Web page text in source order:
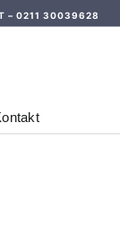
– 0211 30039628